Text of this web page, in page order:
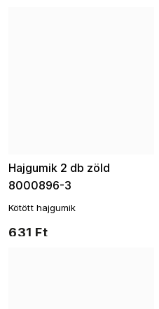
Hajgumik 2 db zöld
8000896-3
631 Ft
Kötött hajgumik